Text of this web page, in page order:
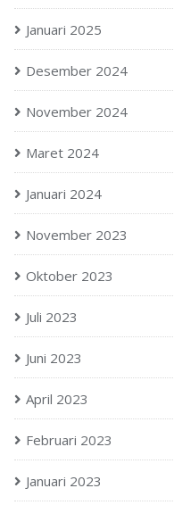
Januari 2025
Desember 2024
November 2024
Maret 2024
Januari 2024
November 2023
Oktober 2023
Juli 2023
Juni 2023
April 2023
Februari 2023
Januari 2023